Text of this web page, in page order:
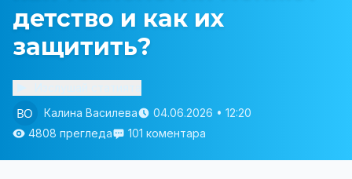
детство и как их
защитить?
Калина Василева
04.06.2026 • 12:20
4808 прегледа
101 коментара